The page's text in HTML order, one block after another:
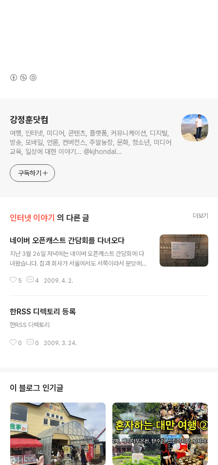
강정훈닷컴
여행, 인터넷, 미디어, 콘텐츠, 플랫폼, 커뮤니케이션, 디지털,
방송, 모바일, 언론, 컨버전스, 주말농장, 문화, 청소년, 미디어
교육, 일상에 대한 이야기... @kjhondal
구독하기
인터넷 이야기 의 다른 글 더보기
네이버 오픈캐스트 간담회를 다녀오다
지난 3월 26일 저녁에는 네이버 오픈캐스트 간담회에 다
녀왔습니다. 집과 회사가 서울에서도 서쪽이라서 분당에
NHN은 분당에 3군데로 오피스가 나뉘어 있는데 이날 행
오픈캐스트 간담회 행사를 진행했습니다. 뉴스캐스트를 도
입하면서 지난 12월 15일에 오픈캐스트 베타 오픈이 시작
픈하기 전에 베타캐스터에게 설명하고 의견을 듣는 자리였
5 4 2009. 4. 2.
한RSS 디렉토리 등록
한RSS 디렉토리
0 0 2009. 3. 24.
이 블로그 인기글